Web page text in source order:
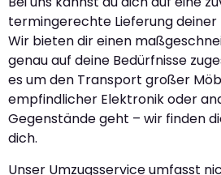
termingerechte Lieferung deiner
Wir bieten dir einen
genau auf deine Bedürfnisse
es um den Transport großer
empfindlicher Elektronik oder
Gegenstände geht – wir finden
dich.
Unser Umzugsservice umfasst